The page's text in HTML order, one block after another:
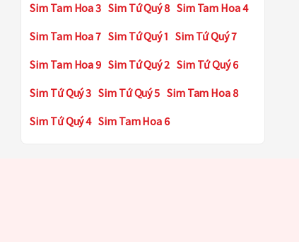
Sim Tam Hoa 3 Sim Tứ Quý 8 Sim Tam Hoa 4
Sim Tam Hoa 7 Sim Tứ Quý 1 Sim Tứ Quý 7
Sim Tam Hoa 9 Sim Tứ Quý 2 Sim Tứ Quý 6
Sim Tứ Quý 3 Sim Tứ Quý 5 Sim Tam Hoa 8
Sim Tứ Quý 4 Sim Tam Hoa 6